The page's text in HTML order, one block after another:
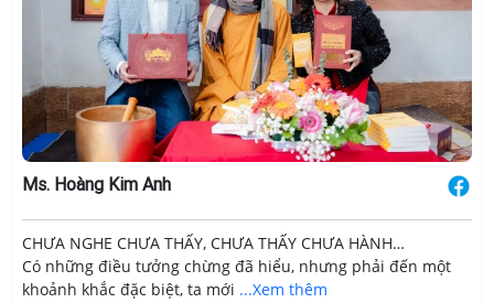
Ms. Hoàng Kim Anh
CHƯA NGHE CHƯA THẤY, CHƯA THẤY CHƯA HÀNH…
Có những điều tưởng chừng đã hiểu, nhưng phải đến một
khoảnh khắc đặc biệt, ta mới ...Xem thêm